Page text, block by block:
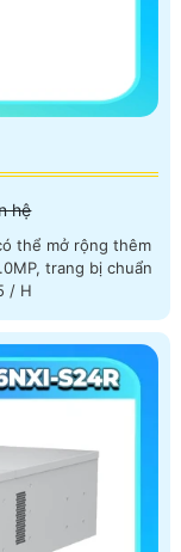
hệ
thể mở rộng thêm
trang bị chuẩn
/ H